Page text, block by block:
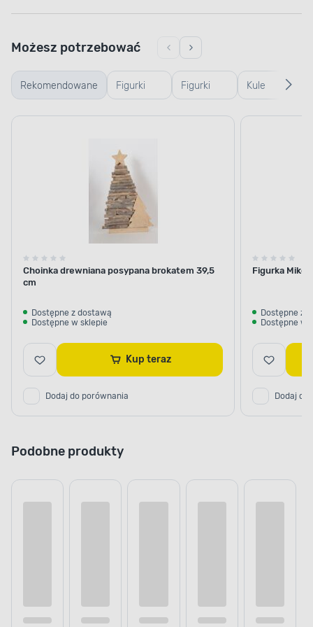
Rekomendowane Figurki
drewniane
Figurki
szklane i
Kule
śnieżne
Możesz potrzebować
Choinka drewniana posypana brokatem 39,5
cm
Dostępne z dostawą
Dostępne w sklepie
Kup teraz
Dodaj do porównania
Figurka
Dostępne z
Dostępne w
Dodaj do
Podobne produkty